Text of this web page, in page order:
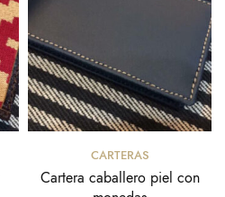
Añadir al carrito
CARTERAS
Cartera caballero piel con